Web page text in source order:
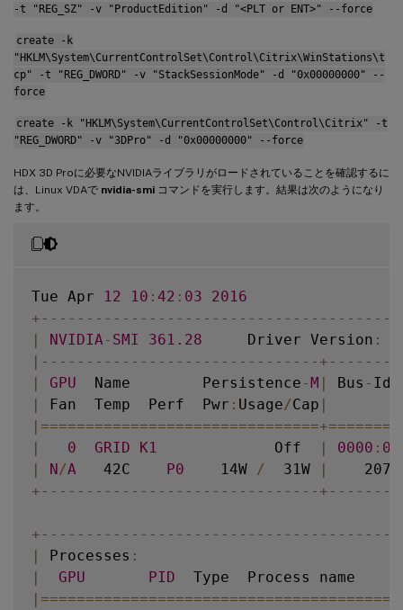
-t "REG_SZ" -v "ProductEdition" -d "<PLT or ENT>" --force
create -k
"HKLM\System\CurrentControlSet\Control\Citrix\WinStations\t
cp" -t "REG_DWORD" -v "StackSessionMode" -d "0x00000000" --
force
create -k "HKLM\System\CurrentControlSet\Control\Citrix" -t
"REG_DWORD" -v "3DPro" -d "0x00000000" --force
HDX 3D Proに必要なNVIDIAライブラリがロードされていることを確認するに
は、Linux VDAで nvidia-smi コマンドを実行します。結果は次のようになり
ます。
Tue Apr 12 10 : 42 : 03
2016
+ -- -- -- -- -- -- -- -- -- -- -- -- -- -- -- -- -- -- -- --
|
NVIDIA - SMI 361.28
     Driver Version
:
| -- -- -- -- -- -- -- -- -- -- -- -- -- -- -- -+ -- -- -- --
|
GPU
  Name        Persistence
-M | Bus - Id
|
Fan  Temp  Perf  Pwr : Usage/Cap |
|===============================+=======
|
0 GRID K1
             Off
| 0000 : 00
|
N/A
   42C
P0
    14W
/
  31W
|
+ -- -- -- -- -- -- -- -- -- -- -- -- -- -- -- -+ -- -- -- --
+ -- -- -- -- -- -- -- -- -- -- -- -- -- -- -- -- -- -- -- --
|
Processes :
|
GPU PID
Type  Process name
|========================================